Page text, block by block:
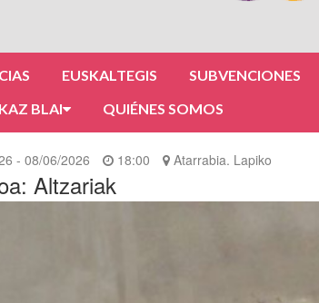
EUSKALTEGIS SUBVENCIONES
BLAI
QUIÉNES SOMOS
- 08/06/2026 18:00 Atarrabia. Lapiko
Altzariak